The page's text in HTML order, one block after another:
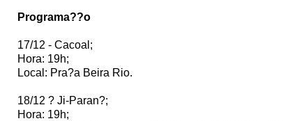
Programa??o
17/12 - Cacoal;
Hora: 19h;
Local: Pra?a Beira Rio.
18/12 ? Ji-Paran?;
Hora: 19h;